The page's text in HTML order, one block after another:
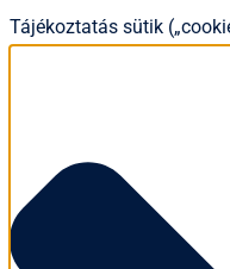
Tájékoztatás sütik